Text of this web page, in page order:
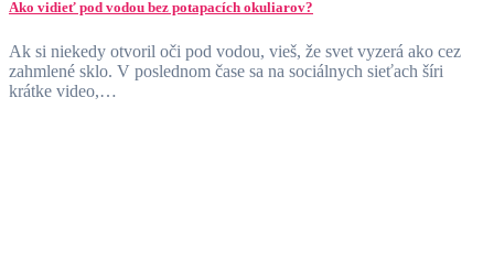
Ako vidieť pod vodou bez potapacích okuliarov?
Ak si niekedy otvoril oči pod vodou, vieš, že svet vyzerá ako cez
zahmlené sklo. V poslednom čase sa na sociálnych sieťach šíri
krátke video,…